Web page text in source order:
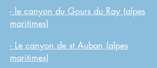
- le canyon du Gours du Ray (alpes
maritimes)
- Le canyon de st Auban (alpes
maritimes)